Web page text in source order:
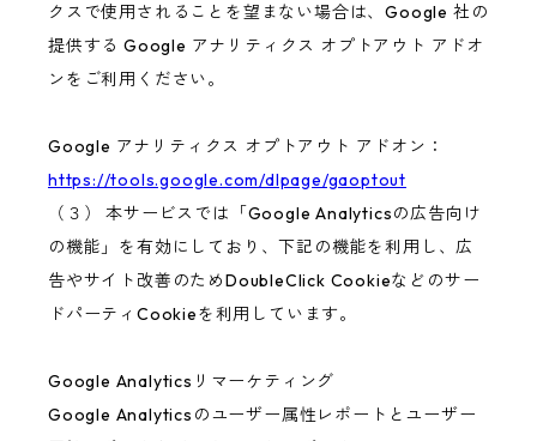
クスで使用されることを望まない場合は、Google 社の
提供する Google アナリティクス オプトアウト アドオ
ンをご利用ください。
Google アナリティクス オプトアウト アドオン：
https://tools.google.com/dlpage/gaoptout
（３） 本サービスでは「Google Analyticsの広告向け
の機能」を有効にしており、下記の機能を利用し、広
告やサイト改善のためDoubleClick Cookieなどのサー
ドパーティCookieを利用しています。
Google Analyticsリマーケティング
Google Analyticsのユーザー属性レポートとユーザー